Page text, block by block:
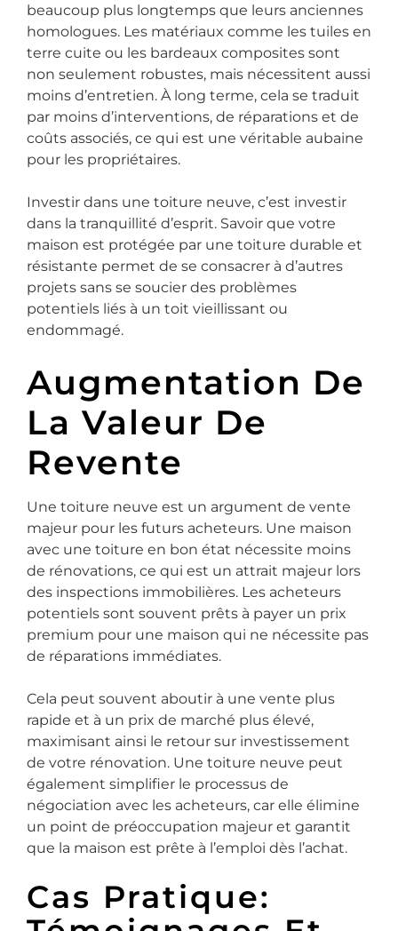
beaucoup plus longtemps que leurs anciennes
homologues. Les matériaux comme les tuiles en
terre cuite ou les bardeaux composites sont
non seulement robustes, mais nécessitent aussi
moins d’entretien. À long terme, cela se traduit
par moins d’interventions, de réparations et de
coûts associés, ce qui est une véritable aubaine
pour les propriétaires.
Investir dans une toiture neuve, c’est investir
dans la tranquillité d’esprit. Savoir que votre
maison est protégée par une toiture durable et
résistante permet de se consacrer à d’autres
projets sans se soucier des problèmes
potentiels liés à un toit vieillissant ou
endommagé.
Augmentation De
La Valeur De
Revente
Une toiture neuve est un argument de vente
majeur pour les futurs acheteurs. Une maison
avec une toiture en bon état nécessite moins
de rénovations, ce qui est un attrait majeur lors
des inspections immobilières. Les acheteurs
potentiels sont souvent prêts à payer un prix
premium pour une maison qui ne nécessite pas
de réparations immédiates.
Cela peut souvent aboutir à une vente plus
rapide et à un prix de marché plus élevé,
maximisant ainsi le retour sur investissement
de votre rénovation. Une toiture neuve peut
également simplifier le processus de
négociation avec les acheteurs, car elle élimine
un point de préoccupation majeur et garantit
que la maison est prête à l’emploi dès l’achat.
Cas Pratique: